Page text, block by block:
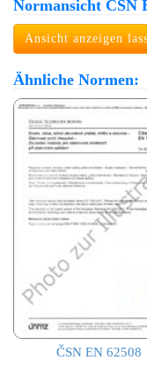
Normansicht ČSN
Ansicht anzeigen
Ähnliche Normen:
ČSN EN 62508